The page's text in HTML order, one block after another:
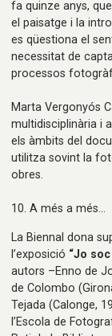
fa quinze anys,
el paisatge i la
es qüestiona el
necessitat de
processos
Marta Vergonyós
multidisciplinària i
els àmbits del
utilitza sovint la
obres.
10. A més a més…
La Biennal dona
l’exposició “Jo
autors –Enno de
de Colombo
Tejada (Calonge,
l’Escola de